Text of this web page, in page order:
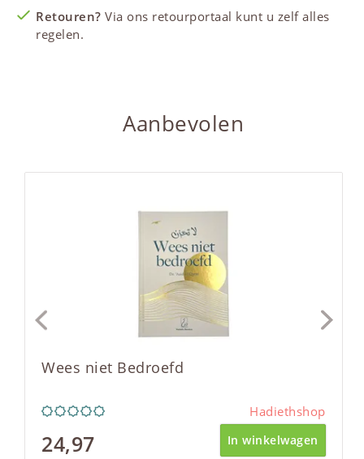
Retouren? Via ons retourportaal kunt u zelf alles
regelen.
Aanbevolen
Wees niet Bedroefd
Hadiethshop
24,97 In winkelwagen